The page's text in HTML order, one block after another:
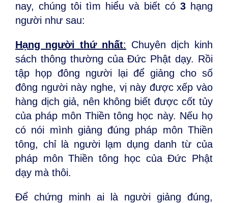
nay, chúng tôi tìm hiểu và biết có 3 hạng
người như sau:
Hạng người thứ nhất: Chuyên dịch kinh
sách thông thường của Đức Phật dạy. Rồi
tập họp đông người lại để giảng cho số
đông người này nghe, vị này được xếp vào
hàng dịch giả, nên không biết được cốt tủy
của pháp môn Thiền tông học này. Nếu họ
có nói mình giảng đúng pháp môn Thiền
tông, chỉ là người lạm dụng danh từ của
pháp môn Thiền tông học của Đức Phật
dạy mà thôi.
Để chứng minh ai là người giảng đúng,